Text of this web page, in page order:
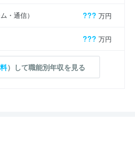
・通信） ??? 万円
??? 万円
）して職能別年収を見る